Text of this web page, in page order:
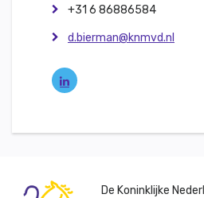
+31 6 86886584
d.bierman@knmvd.nl
De Koninklijke